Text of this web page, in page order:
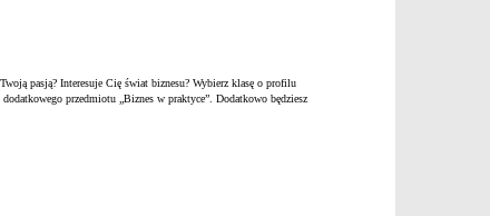
pasją? Interesuje Cię świat biznesu? Wybierz klasę o profilu
przedmiotu „Biznes w praktyce”. Dodatkowo będziesz